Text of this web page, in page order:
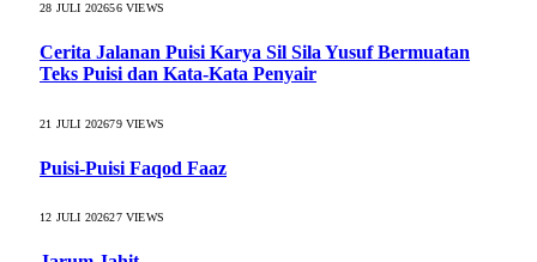
28 JULI 202656VIEWS
Cerita Jalanan Puisi Karya Sil Sila Yusuf Bermuatan
Teks Puisi dan Kata-Kata Penyair
21 JULI 202679VIEWS
Puisi-Puisi Faqod Faaz
12 JULI 202627VIEWS